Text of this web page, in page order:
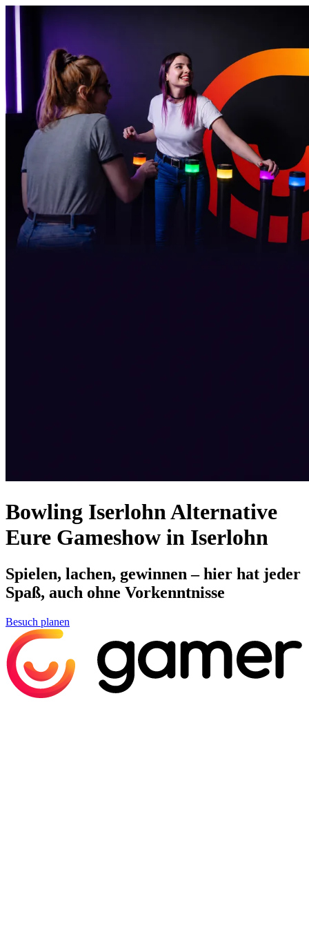
Bowling Iserlohn Alternative
Eure Gameshow in Iserlohn
Spielen, lachen, gewinnen – hier hat jeder
Spaß, auch ohne Vorkenntnisse
Besuch planen